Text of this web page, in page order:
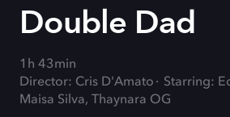
Double Dad
1h 43min
Director: Cris D'Amato
Starring:
Maisa Silva, Thaynara OG